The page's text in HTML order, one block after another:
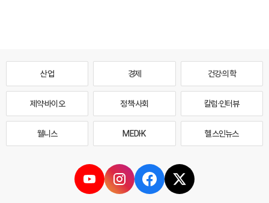
산업 경제 건강·의학
제약·바이오 정책·사회 칼럼·인터뷰
웰니스 MEDI·K 헬스인뉴스